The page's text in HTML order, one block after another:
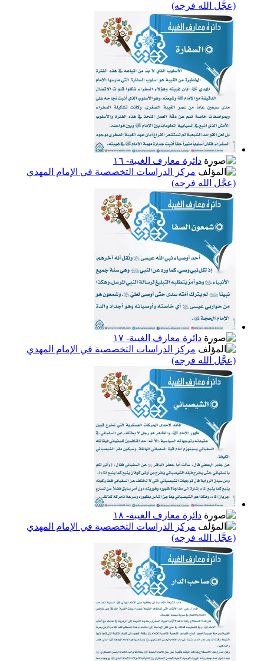
(عجَّل الله فرجه)
دائرة معارف الغيبة- ١٦
مركز الدراسات التخصصية في الإمام المهدي
(عجَّل الله فرجه)
دائرة معارف الغيبة- ١٧
مركز الدراسات التخصصية في الإمام المهدي
(عجَّل الله فرجه)
دائرة معارف الغيبة- ١٨
مركز الدراسات التخصصية في الإمام المهدي
(عجَّل الله فرجه)